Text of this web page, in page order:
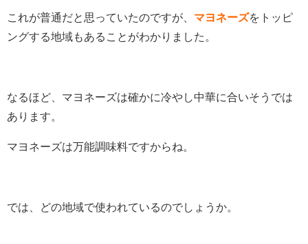
これが普通だと思っていたのですが、 マヨネーズをトッピ
ングする地域もあることがわかりました。
なるほど、マヨネーズは確かに冷やし中華に合いそうでは
あります。
マヨネーズは万能調味料ですからね。
では、どの地域で使われているのでしょうか。